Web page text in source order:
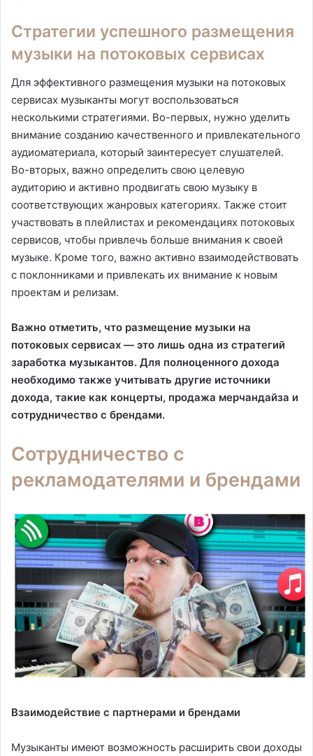
Стратегии успешного размещения
музыки на потоковых сервисах
Для эффективного размещения музыки на потоковых
сервисах музыканты могут воспользоваться
несколькими стратегиями. Во-первых, нужно уделить
внимание созданию качественного и привлекательного
аудиоматериала, который заинтересует слушателей.
Во-вторых, важно определить свою целевую
аудиторию и активно продвигать свою музыку в
соответствующих жанровых категориях. Также стоит
участвовать в плейлистах и рекомендациях потоковых
сервисов, чтобы привлечь больше внимания к своей
музыке. Кроме того, важно активно взаимодействовать
с поклонниками и привлекать их внимание к новым
проектам и релизам.
Важно отметить, что размещение музыки на
потоковых сервисах — это лишь одна из стратегий
заработка музыкантов. Для полноценного дохода
необходимо также учитывать другие источники
дохода, такие как концерты, продажа мерчандайза и
сотрудничество с брендами.
Сотрудничество с
рекламодателями и брендами
Взаимодействие с партнерами и брендами
Музыканты имеют возможность расширить свои доходы